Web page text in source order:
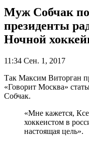
Муж Собчак
президенты
Ночной
11:34 Сен. 1, 2017
Так Максим Виторган
«Говорит Москва»
Собчак.
«Мне кажется,
хоккеистом в
настоящая цель».